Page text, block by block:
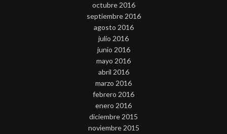
octubre 2016
septiembre 2016
agosto 2016
julio 2016
junio 2016
mayo 2016
abril 2016
marzo 2016
febrero 2016
enero 2016
diciembre 2015
noviembre 2015